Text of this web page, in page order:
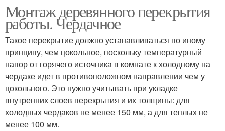
Монтаж деревянного перекрытия
работы. Чердачное
Такое перекрытие должно устанавливаться по иному
принципу, чем цокольное, поскольку температурный
напор от горячего источника в комнате к холодному на
чердаке идет в противоположном направлении чем у
цокольного. Это нужно учитывать при укладке
внутренних слоев перекрытия и их толщины: для
холодных чердаков не менее 150 мм, а для теплых не
менее 100 мм.